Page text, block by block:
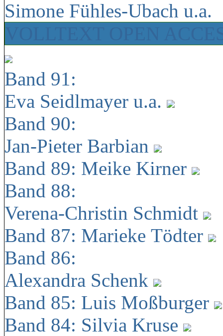
Simone Fühles-Ubach u.a.
Band 91:
Eva Seidlmayer u.a.
Band 90:
Jan-Pieter Barbian
Band 89: Meike Kirner
Band 88:
Verena-Christin Schmidt
Band 87: Marieke Tödter
Band 86:
Alexandra Schenk
Band 85: Luis Moßburger
Band 84: Silvia Kruse